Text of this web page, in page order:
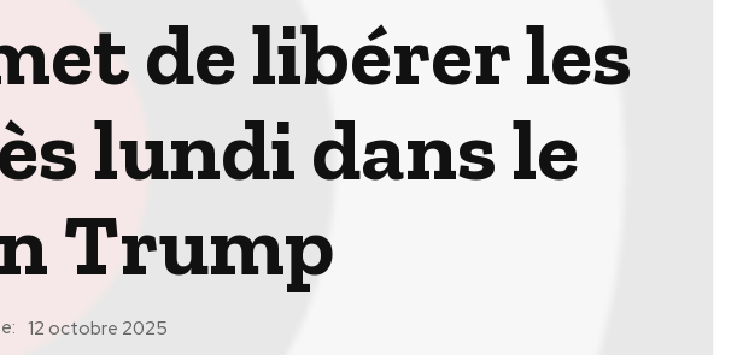
de libérer les
lundi dans le
Trump
12 octobre 2025